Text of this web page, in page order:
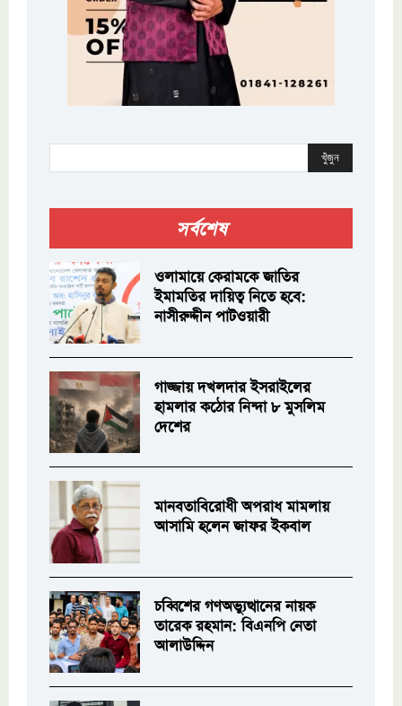
খুঁজুন
সর্বশেষ
ওলামায়ে কেরামকে জাতির
ইমামতির দায়িত্ব নিতে হবে:
নাসীরুদ্দীন পাটওয়ারী
গাজ্জায় দখলদার ইসরাইলের
হামলার কঠোর নিন্দা ৮ মুসলিম
দেশের
মানবতাবিরোধী অপরাধ মামলায়
আসামি হলেন জাফর ইকবাল
চব্বিশের গণঅভ্যুত্থানের নায়ক
তারেক রহমান: বিএনপি নেতা
আলাউদ্দিন